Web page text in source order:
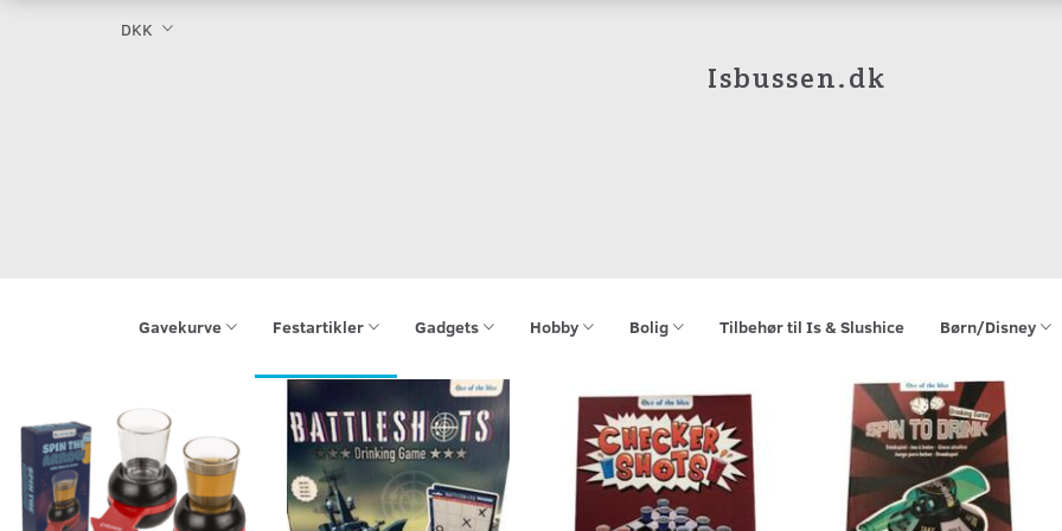
DKK
Isbussen.dk
Gavekurve Festartikler Gadgets Hobby Bolig Tilbehør til Is & Slushice Børn/Disney